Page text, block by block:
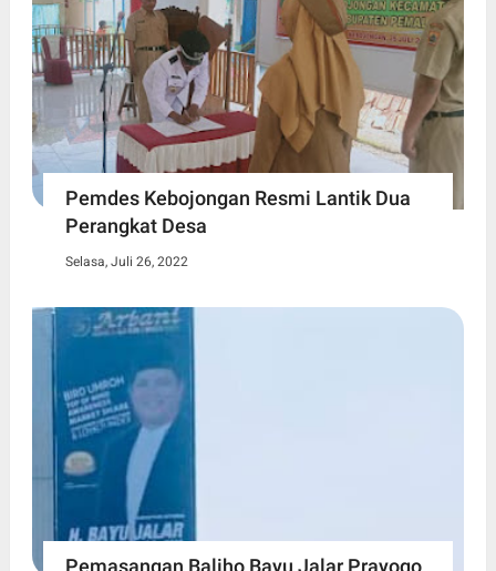
Pemdes Kebojongan Resmi Lantik Dua
Perangkat Desa
Selasa, Juli 26, 2022
Pemasangan Baliho Bayu Jalar Prayogo